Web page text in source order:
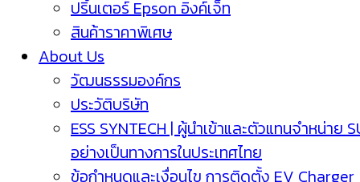
ปริ้นเตอร์ Epson อิงค์เจ็ท
สินค้าราคาพิเศษ
About Us
วัฒนธรรมองค์กร
ประวัติบริษัท
ESS SYNTECH | ผู้นำเข้าและตัวแทนจำหน่าย
อย่างเป็นทางการในประเทศไทย
ข้อกำหนดและเงื่อนไข การติดตั้ง EV Charger